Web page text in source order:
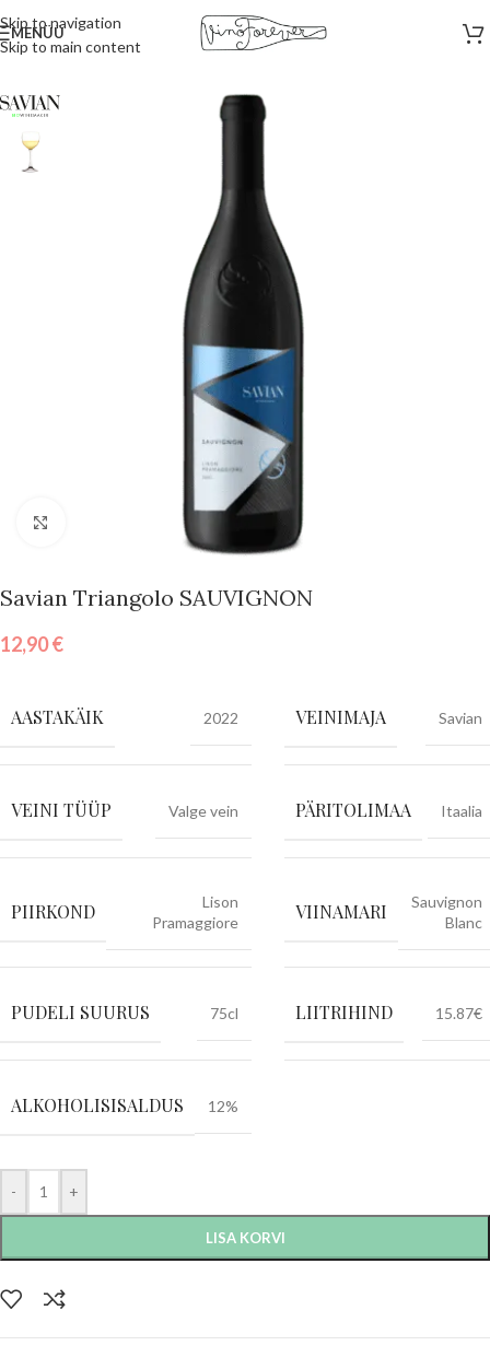
Skip to navigation
Skip to main content
MENÜÜ
Esileht /Valged veinid
Vajuta suurendamiseks
Savian Triangolo SAUVIGNON
12,90€
AASTAKÄIK 2022 VEINIMAJA Savian
VEINI TÜÜP Valge vein PÄRITOLIMAA Itaalia
PIIRKOND
Lison
Pramaggiore
VIINAMARI
Sauvignon
Blanc
PUDELI SUURUS 75cl LIITRIHIND 15.87€
ALKOHOLISISALDUS 12%
- +
LISA KORVI